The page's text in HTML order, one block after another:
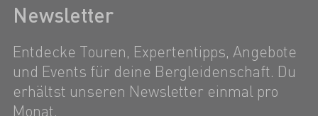
Newsletter
Entdecke Touren, Expertentipps, Angebote
und Events für deine Bergleidenschaft. Du
erhältst unseren Newsletter einmal pro
Monat.